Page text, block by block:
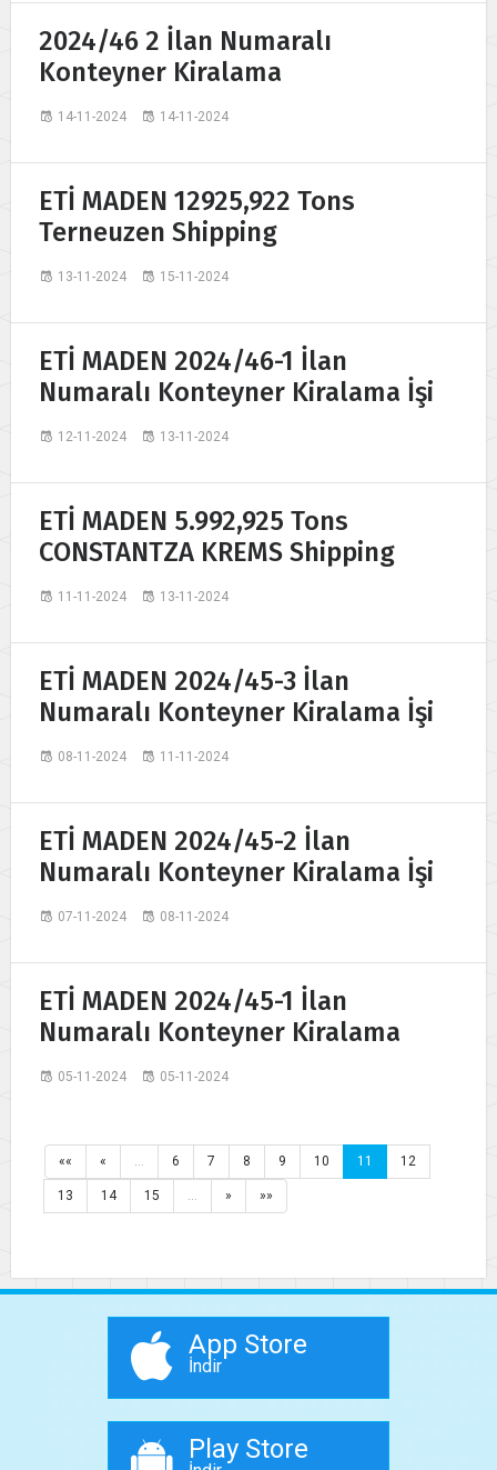
2024/46 2 İlan Numaralı
Konteyner Kiralama
14-11-2024 14-11-2024
ETİ MADEN 12925,922 Tons
Terneuzen Shipping
13-11-2024 15-11-2024
ETİ MADEN 2024/46-1 İlan
Numaralı Konteyner Kiralama İşi
12-11-2024 13-11-2024
ETİ MADEN 5.992,925 Tons
CONSTANTZA KREMS Shipping
11-11-2024 13-11-2024
ETİ MADEN 2024/45-3 İlan
Numaralı Konteyner Kiralama İşi
08-11-2024 11-11-2024
ETİ MADEN 2024/45-2 İlan
Numaralı Konteyner Kiralama İşi
07-11-2024 08-11-2024
ETİ MADEN 2024/45-1 İlan
Numaralı Konteyner Kiralama
05-11-2024 05-11-2024
«« « … 6 7 8 9 10 11 12
13 14 15 … » »»
App Store
İndir
Play Store